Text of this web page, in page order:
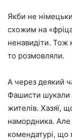
Якби не
схожим на
ненавидіти. Тож
то розмовляли.
А через деякий
Фашисти шукали
жителів. Хазяї,
намордника. Але
комендатурі, що